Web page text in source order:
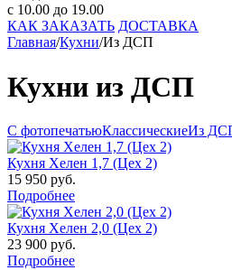
с 10.00 до 19.00
КАК ЗАКАЗАТЬ ДОСТАВКА
Главная/Кухни/Из ДСП
Кухни из ДСП
С фотопечатьюКлассическиеИз
Кухня Хелен 1,7 (Цех 2)
15 950 руб.
Подробнее
Кухня Хелен 2,0 (Цех 2)
23 900 руб.
Подробнее